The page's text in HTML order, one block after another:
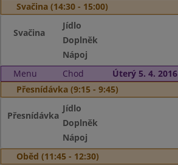
Svačina (14:30 - 15:00)
Svačina
Jídlo
Doplněk
Nápoj
Menu
Chod
Úterý 5. 4. 2016
Přesnídávka (9:15 - 9:45)
Přesnídávka
Jídlo
Doplněk
Nápoj
Oběd (11:45 - 12:30)